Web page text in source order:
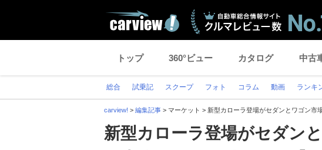
トップ 360°ビュー カタログ 中古
総合 試乗記 スクープ フォト コラム 動画 ランキ
carview! > 編集記事 > マーケット > 新型カローラ登場がセダンとワゴン市
新型カローラ登場がセダン